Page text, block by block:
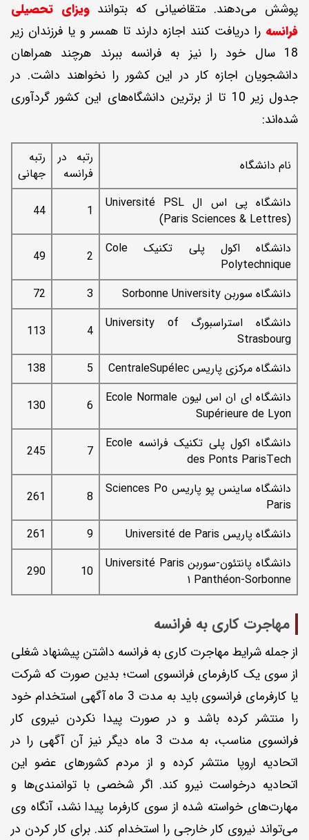
پوشش می‌دهند. متقاضیانی که بتوانندویزای تحصیلی
فرانسه را دریافت کنند اجازه دارند تا همسر و یا فرزندان زیر
18 سال خود را نیز به فرانسه ببرند هرچند همراهان
دانشجویان اجازه کار در این کشور را نخواهند داشت. در
جدول زیر 10 تا از برترین دانشگاه‌های این کشور گردآوری
شده‌اند:
نام دانشگاه
رتبه در
فرانسه
رتبه
جهانی
دانشگاه پی اس ال Université PSL
(Paris Sciences & Lettres)
1
44
دانشگاه اکول پلی تکنیک Cole
Polytechnique
2
49
دانشگاه سوربن Sorbonne University 3
72
دانشگاه استراسبورگ University of
Strasbourg
4
113
دانشگاه مرکزی پاریس CentraleSupélec 5
138
دانشگاه ای ان اس لیون Ecole Normale
Supérieure de Lyon
6
130
دانشگاه اکول پلی تکنیک فرانسه Ecole
des Ponts ParisTech
7
245
دانشگاه ساینس پو پاریس Sciences Po
Paris
8
261
دانشگاه پاریس Université de Paris 9
261
دانشگاه پانتئون-سوربن Université Paris
۱ Panthéon-Sorbonne
10
290
مهاجرت کاری به فرانسه
از جمله شرایط مهاجرت کاری به فرانسه داشتن پیشنهاد شغلی
از سوی یک کارفرمای فرانسوی است؛ بدین صورت که شرکت
یا کارفرمای فرانسوی باید به مدت 3 ماه آگهی استخدام خود
را منتشر کرده باشد و در صورت پیدا نکردن نیروی کار
فرانسوی مناسب، به مدت 3 ماه دیگر نیز آن آگهی را در
اتحادیه اروپا منتشر کرده و از مردم کشورهای عضو این
اتحادیه درخواست نیرو کند. اگر شخصی با توانمندی‌ها و
مهارت‌های خواسته شده از سوی کارفرما پیدا نشد، آنگاه وی
می‌تواند نیروی کار خارجی را استخدام کند. برای کار کردن در